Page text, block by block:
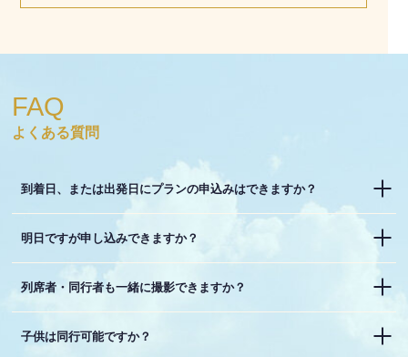
FAQ
よくある質問
到着日、または出発日にプランの申込みはできますか？
明日ですが申し込みできますか？
列席者・同行者も一緒に撮影できますか？
子供は同行可能ですか？